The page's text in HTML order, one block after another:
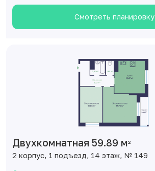
Смотреть планировку
Двухкомнатная 59.89 м2
2 корпус, 1 подъезд, 14 этаж, № 149